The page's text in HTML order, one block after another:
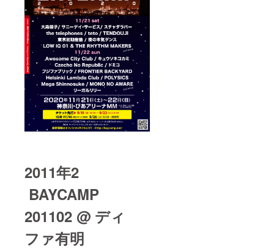
2011年2
BAYCAMP
201102 @ ディ
ファ有明